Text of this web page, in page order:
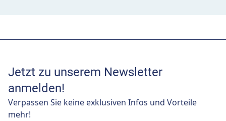
Jetzt zu unserem Newsletter
anmelden!
Verpassen Sie keine exklusiven Infos und Vorteile
mehr!